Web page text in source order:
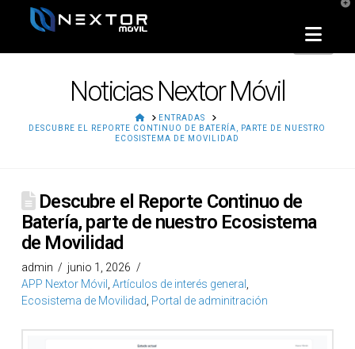
Noticias Nextor Móvil
HOMEENTRADAS
DESCUBRE EL REPORTE CONTINUO DE BATERÍA, PARTE DE NUESTRO
ECOSISTEMA DE MOVILIDAD
Descubre el Reporte Continuo de
Batería, parte de nuestro Ecosistema
de Movilidad
admin
junio 1, 2026
APP Nextor Móvil
Artículos de interés general
Ecosistema de Movilidad Portal de adminitración